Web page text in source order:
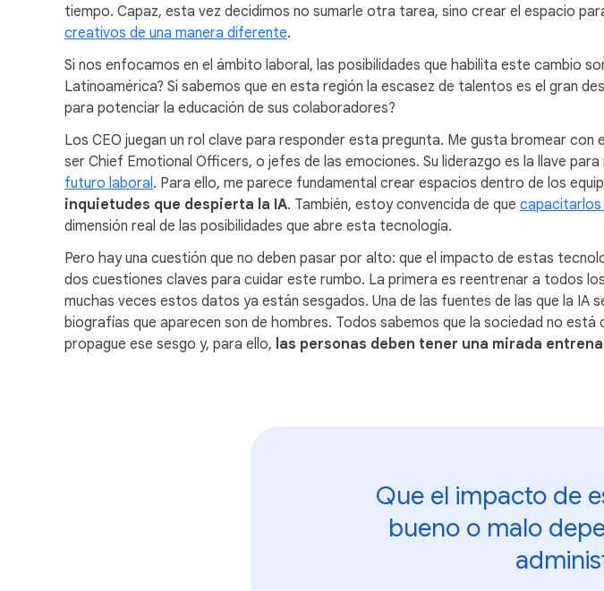
tiempo. Capaz, esta vez decidimos no sumarle otra tarea, sino crear el espacio
creativos de una manera diferente.
Si nos enfocamos en el ámbito laboral, las posibilidades que habilita este cambio
Latinoamérica? Si sabemos que en esta región la escasez de talentos es el gran
para potenciar la educación de sus colaboradores?
Los CEO juegan un rol clave para responder esta pregunta. Me gusta bromear
ser Chief Emotional Officers, o jefes de las emociones. Su liderazgo es la llave
futuro laboral. Para ello, me parece fundamental crear espacios dentro de los
inquietudes que despierta la IA. También, estoy convencida de que capacitarlos
dimensión real de las posibilidades que abre esta tecnología.
Pero hay una cuestión que no deben pasar por alto: que el impacto de estas
dos cuestiones claves para cuidar este rumbo. La primera es reentrenar a todos
muchas veces estos datos ya están sesgados. Una de las fuentes de las que la IA
biografías que aparecen son de hombres. Todos sabemos que la sociedad no
propague ese sesgo y, para ello, las personas deben tener una mirada
Que el impacto de
bueno o malo